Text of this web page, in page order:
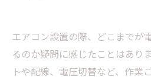
エアコン設置の際、どこまでが
るのか疑問に感じたことはあり
トや配線、電圧切替など、作業